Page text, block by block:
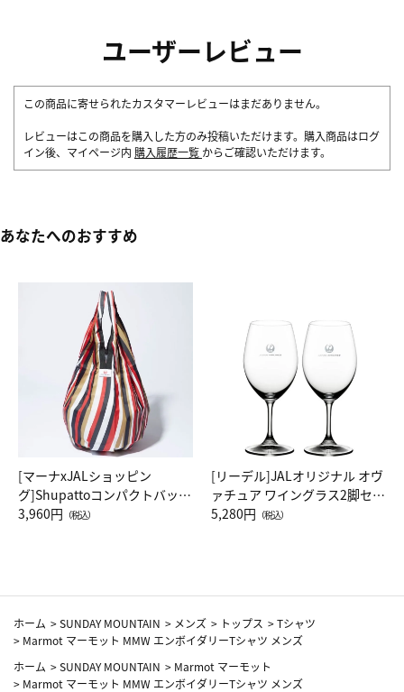
ユーザーレビュー
この商品に寄せられたカスタマーレビューはまだありません。
レビューはこの商品を購入した方のみ投稿いただけます。購入商品はログ
イン後、マイページ内 購入履歴一覧 からご確認いただけます。
あなたへのおすすめ
[マーナxJALショッピン
グ]Shupattoコンパクトバッグ
Drop JAL客室乗務員（LC）ス
3,960円 （税込）
[リーデル]JALオリジナル オヴ
ァチュア ワイングラス2脚セッ
ト（レッドワイン）
5,280円 （税込）
ホーム >SUNDAY MOUNTAIN > メンズ > トップス >Tシャツ
> Marmot マーモット MMW エンボイダリーTシャツ メンズ
ホーム >SUNDAY MOUNTAIN > Marmot マーモット
> Marmot マーモット MMW エンボイダリーTシャツ メンズ